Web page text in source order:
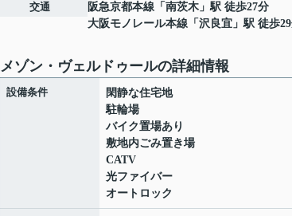
交通
阪急京都本線 「 南茨木 」駅 徒歩27分
大阪モノレール本線 「 沢良宜 」駅 徒歩
メゾン・ヴェルドゥールの詳細情報
設備条件
閑静な住宅地
駐輪場
バイク置場あり
敷地内ごみ置き場
CATV
光ファイバー
オートロック